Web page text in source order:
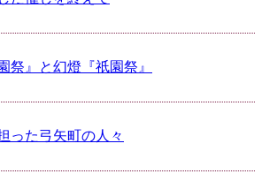
祭』と幻燈『祇園祭』
った弓矢町の人々